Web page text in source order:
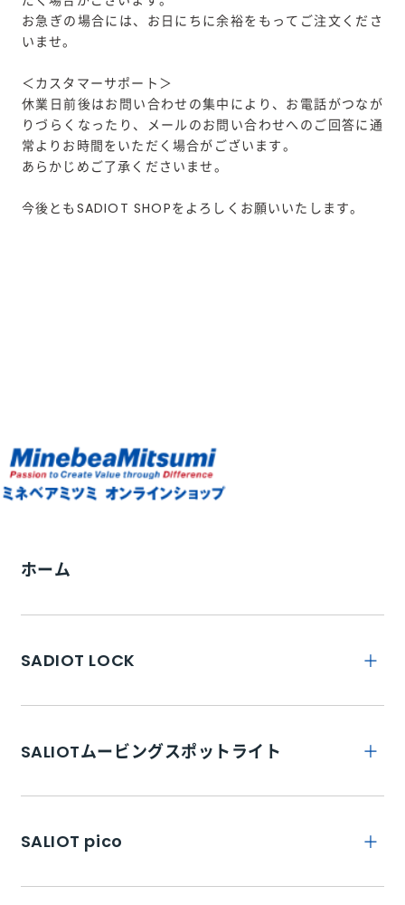
お急ぎの場合には、お日にちに余裕をもってご注文くださ
いませ。
＜カスタマーサポート＞
休業日前後はお問い合わせの集中により、お電話がつなが
りづらくなったり、メールのお問い合わせへのご回答に通
常よりお時間をいただく場合がございます。
あらかじめご了承くださいませ。
今後ともSADIOT SHOPをよろしくお願いいたします。
ホーム
SADIOT LOCK
SADIOT LOCKとは
SADIOT LOCK Hub
SADIOT LOCK Key
SALIOTムービングスポットライト
商品詳細
SALIOT pico